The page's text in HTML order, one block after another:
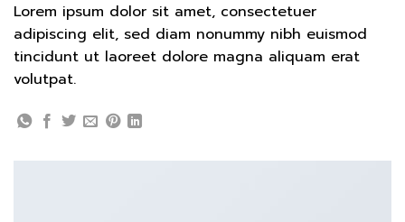
Lorem ipsum dolor sit amet, consectetuer
adipiscing elit, sed diam nonummy nibh euismod
tincidunt ut laoreet dolore magna aliquam erat
volutpat.